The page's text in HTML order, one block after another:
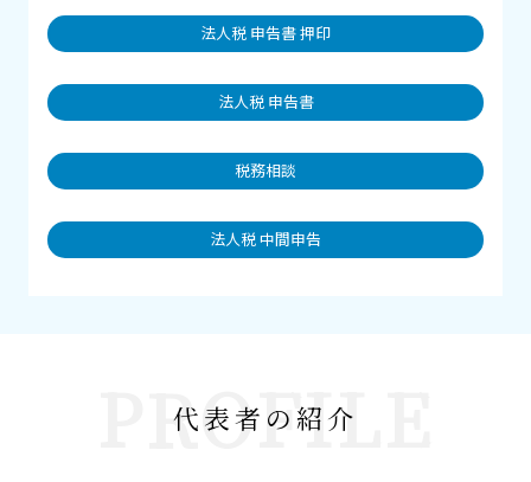
法人税 申告書 押印
法人税 申告書
税務相談
法人税 中間申告
PROFILE
代表者の紹介